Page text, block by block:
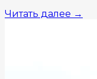
Читать далее →